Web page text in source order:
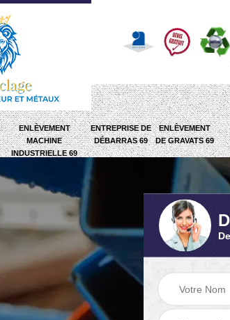
ENLÈVEMENT
MACHINE
INDUSTRIELLE 69
ENTREPRISE DE
DÉBARRAS 69
ENLÈVEMENT
DE GRAVATS 69